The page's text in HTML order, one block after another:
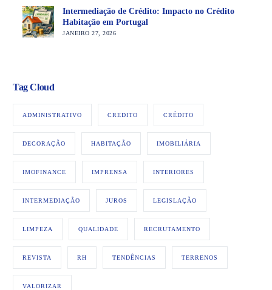
Intermediação de Crédito: Impacto no Crédito
Habitação em Portugal
JANEIRO 27, 2026
Tag Cloud
ADMINISTRATIVO CREDITO CRÉDITO
DECORAÇÃO HABITAÇÃO IMOBILIÁRIA
IMOFINANCE IMPRENSA INTERIORES
INTERMEDIAÇÃO JUROS LEGISLAÇÃO
LIMPEZA QUALIDADE RECRUTAMENTO
REVISTA RH TENDÊNCIAS TERRENOS
VALORIZAR